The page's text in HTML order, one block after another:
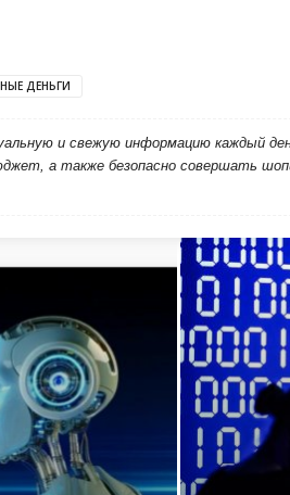
ДЕНЬГИ
и свежую информацию каждый
а также безопасно совершать